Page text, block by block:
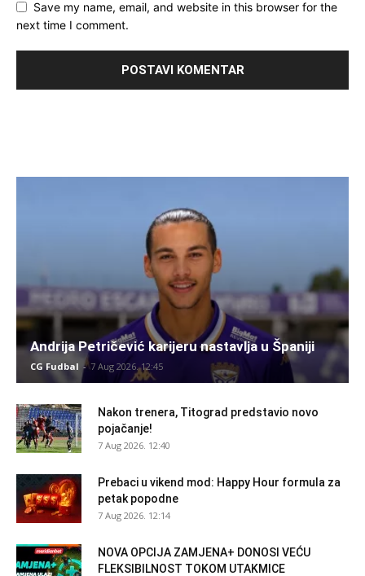
Save my name, email, and website in this browser for the
next time I comment.
Andrija Petričević karijeru nastavlja u Španiji
CG Fudbal - 7 Aug 2026. 12:45
Nakon trenera, Titograd predstavio novo
pojačanje!
7 Aug 2026. 12:40
Prebaci u vikend mod: Happy Hour formula za
petak popodne
7 Aug 2026. 12:14
NOVA OPCIJA ZAMJENA+ DONOSI VEĆU
FLEKSIBILNOST TOKOM UTAKMICE